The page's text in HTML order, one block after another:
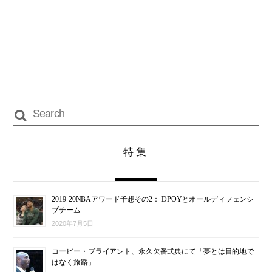
特集
2019-20NBAアワード予想その2： DPOYとオールディフェンシ
ブチーム
2020年7月5日
コービー・ブライアント、永久欠番式典にて「夢とは目的地で
はなく旅路」